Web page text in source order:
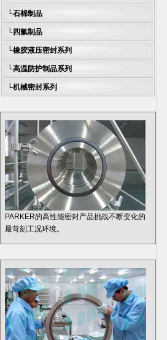
└石棉制品
└四氟制品
└橡胶液压密封系列
└高温防护制品系列
└机械密封系列
PARKER的高性能密封产品挑战不断变化的
最苛刻工况环境。